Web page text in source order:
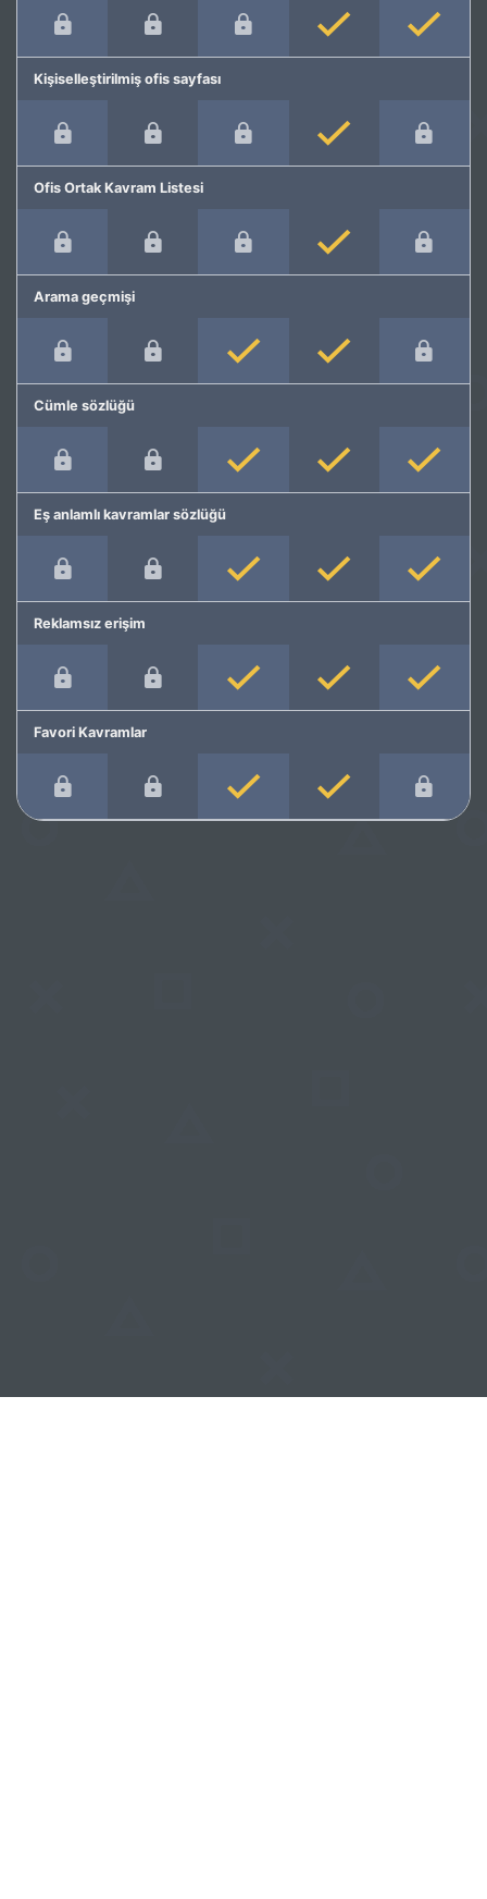
Kişiselleştirilmiş ofis sayfası
Ofis Ortak Kavram Listesi
Arama geçmişi
Cümle sözlüğü
Eş anlamlı kavramlar sözlüğü
Reklamsız erişim
Favori Kavramlar